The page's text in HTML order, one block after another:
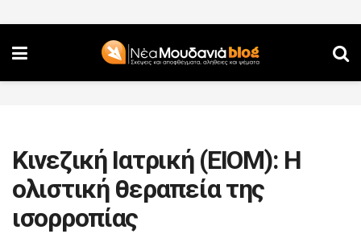
Κινεζική Ιατρική (ΕΙΟΜ): Η
ολιστική θεραπεία της
ισορροπίας